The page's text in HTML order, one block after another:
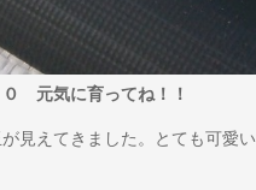
０ 元気に育ってね！！
見えてきました。とても可愛